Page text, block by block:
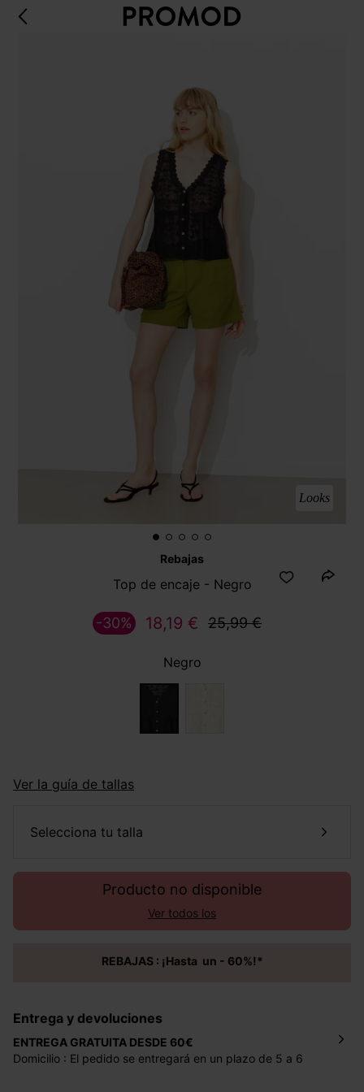
Looks
Rebajas
Top de encaje - Negro
18,19 € 25,99 €
-30%
Negro
Ver la guía de tallas
selecciona tu talla
Producto no disponible
Ver todos los
REBAJAS : ¡Hasta un - 60%!*
Entrega y devoluciones
ENTREGA GRATUITA DESDE 60€
Domicilio : El pedido se entregará en un plazo de 5 a 6